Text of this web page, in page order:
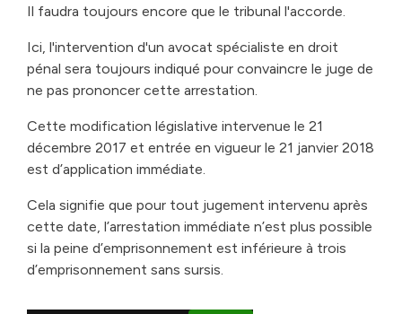
Il faudra toujours encore que le tribunal l'accorde.
Ici, l'intervention d'un avocat spécialiste en droit
pénal sera toujours indiqué pour convaincre le juge de
ne pas prononcer cette arrestation.
Cette modification législative intervenue le 21
décembre 2017 et entrée en vigueur le 21 janvier 2018
est d’application immédiate.
Cela signifie que pour tout jugement intervenu après
cette date, l’arrestation immédiate n’est plus possible
si la peine d’emprisonnement est inférieure à trois
d’emprisonnement sans sursis.